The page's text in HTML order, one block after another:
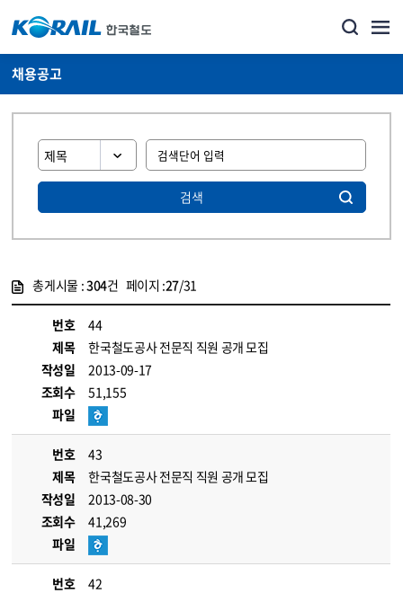
채용공고
검색
총게시물 :304건 페이지 :27/31
번호
44
제목
한국철도공사 전문직 직원 공개 모집
작성일
2013-09-17
조회수
51,155
파일
번호
43
제목
한국철도공사 전문직 직원 공개 모집
작성일
2013-08-30
조회수
41,269
파일
번호
42